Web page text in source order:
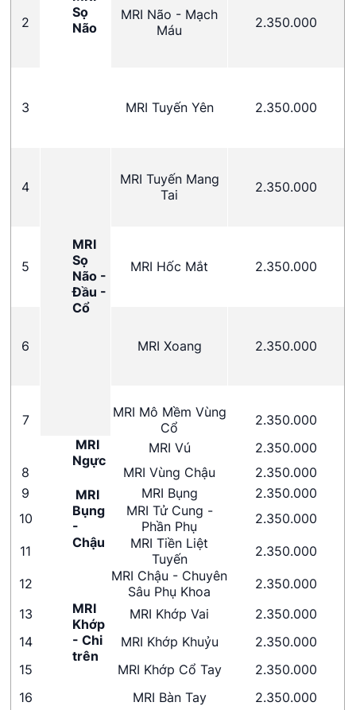
Sọ
Não
2
MRI Não - Mạch
Máu
2.350.000
3 MRI Tuyến Yên 2.350.000
4
MRI
Sọ
Não -
Đầu -
Cổ
MRI Tuyến Mang
Tai
2.350.000
5 MRI Hốc Mắt 2.350.000
6 MRI Xoang 2.350.000
7
MRI Mô Mềm Vùng
Cổ
2.350.000
MRI
Ngực
MRI Vú
2.350.000
8
MRI Vùng Chậu
2.350.000
9
MRI
Bụng
-
Chậu
MRI Bụng
2.350.000
10
MRI Tử Cung -
Phần Phụ
2.350.000
11
MRI Tiền Liệt
Tuyến
2.350.000
12
MRI Chậu - Chuyên
Sâu Phụ Khoa
2.350.000
13
MRI
Khớp
- Chi
trên
MRI Khớp Vai
2.350.000
14
MRI Khớp Khuỷu
2.350.000
15
MRI Khớp Cổ Tay
2.350.000
16
MRI Bàn Tay 2.350.000